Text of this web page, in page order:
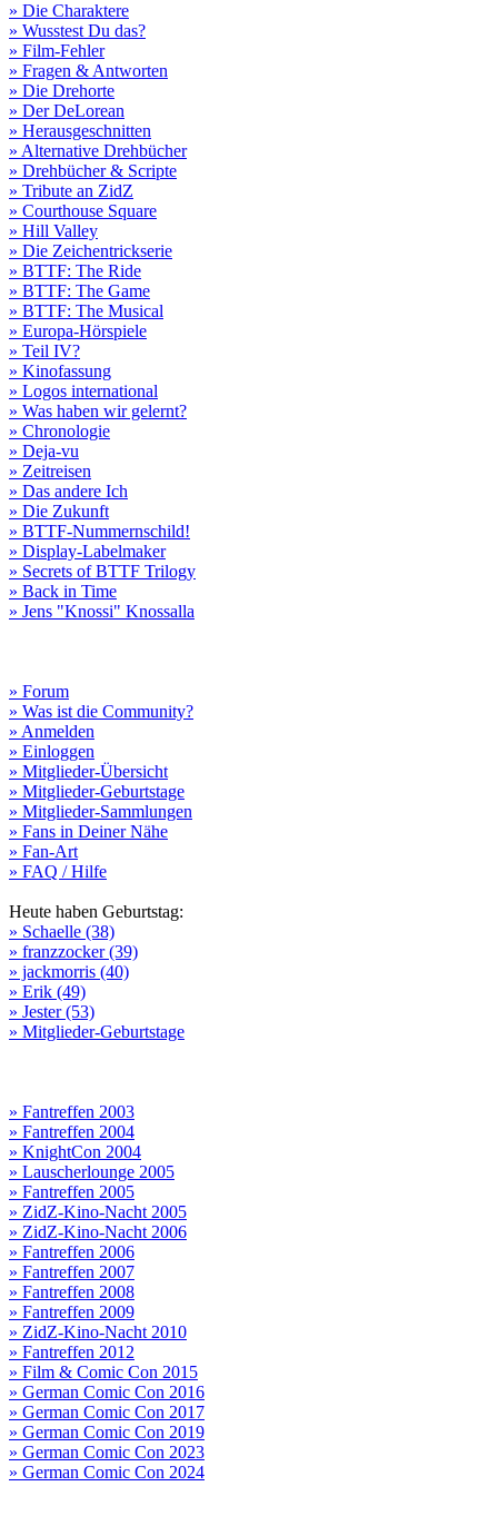
» Die Charaktere
» Wusstest Du das?
» Film-Fehler
» Fragen & Antworten
» Die Drehorte
» Der DeLorean
» Herausgeschnitten
» Alternative Drehbücher
» Drehbücher & Scripte
» Tribute an ZidZ
» Courthouse Square
» Hill Valley
» Die Zeichentrickserie
» BTTF: The Ride
» BTTF: The Game
» BTTF: The Musical
» Europa-Hörspiele
» Teil IV?
» Kinofassung
» Logos international
» Was haben wir gelernt?
» Chronologie
» Deja-vu
» Zeitreisen
» Das andere Ich
» Die Zukunft
» BTTF-Nummernschild!
» Display-Labelmaker
» Secrets of BTTF Trilogy
» Back in Time
» Jens "Knossi" Knossalla
» Forum
» Was ist die Community?
» Anmelden
» Einloggen
» Mitglieder-Übersicht
» Mitglieder-Geburtstage
» Mitglieder-Sammlungen
» Fans in Deiner Nähe
» Fan-Art
» FAQ / Hilfe
Heute haben Geburtstag:
» Schaelle (38)
» franzzocker (39)
» jackmorris (40)
» Erik (49)
» Jester (53)
» Mitglieder-Geburtstage
» Fantreffen 2003
» Fantreffen 2004
» KnightCon 2004
» Lauscherlounge 2005
» Fantreffen 2005
» ZidZ-Kino-Nacht 2005
» ZidZ-Kino-Nacht 2006
» Fantreffen 2006
» Fantreffen 2007
» Fantreffen 2008
» Fantreffen 2009
» ZidZ-Kino-Nacht 2010
» Fantreffen 2012
» Film & Comic Con 2015
» German Comic Con 2016
» German Comic Con 2017
» German Comic Con 2019
» German Comic Con 2023
» German Comic Con 2024